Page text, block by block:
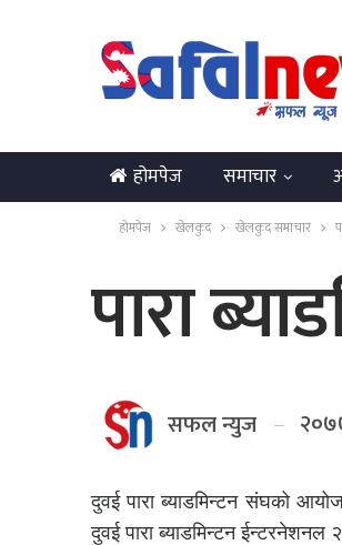
होमपेज समाचार
English
होमपेज खेलकुद खेलकुद समाचार
पारा
सफल न्युज
दुवई पारा ब्याडमिन्टन संघको
दुवई पारा ब्याडमिन्टन ईन्टरनेशनल